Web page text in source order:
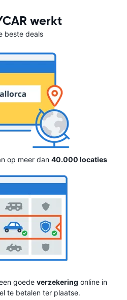
werkt
beste deals
op meer dan 40.000 locaties
goede verzekering online in
te betalen ter plaatse.